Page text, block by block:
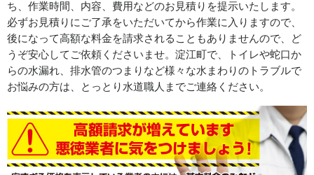
ち、作業時間、内容、費用などのお見積りを提示いたします。
必ずお見積りにご了承をいただいてから作業に入りますので、
後になって高額な料金を請求されることもありませんので、ど
うぞ安心してご依頼くださいませ。淀江町で、トイレや蛇口か
らの水漏れ、排水管のつまりなど様々な水まわりのトラブルで
お悩みの方は、とっとり水道職人までご連絡ください。